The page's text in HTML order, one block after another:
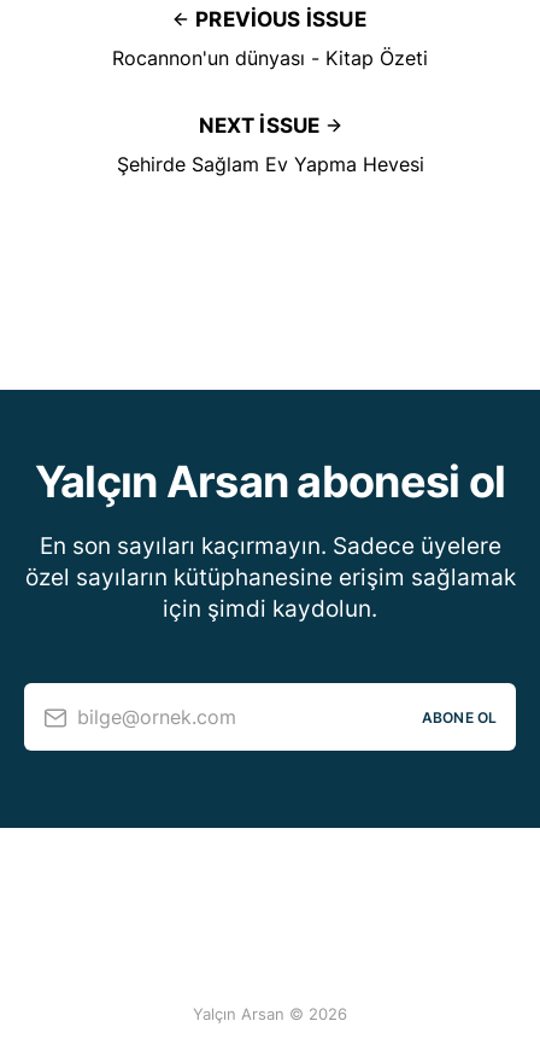
PREVIOUS ISSUE
Rocannon'un dünyası - Kitap Özeti
NEXT ISSUE
Şehirde Sağlam Ev Yapma Hevesi
Yalçın Arsan abonesi ol
En son sayıları kaçırmayın. Sadece üyelere
özel sayıların kütüphanesine erişim sağlamak
için şimdi kaydolun.
bilge@ornek.com ABONE OL
Yalçın Arsan © 2026